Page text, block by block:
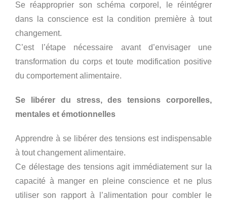
Se réapproprier son schéma corporel, le réintégrer
dans la conscience est la condition première à tout
changement.
C’est l’étape nécessaire avant d’envisager une
transformation du corps et toute modification positive
du comportement alimentaire.
Se libérer du stress, des tensions corporelles,
mentales et émotionnelles
Apprendre à se libérer des tensions est indispensable
à tout changement alimentaire.
Ce délestage des tensions agit immédiatement sur la
capacité à manger en pleine conscience et ne plus
utiliser son rapport à l’alimentation pour combler le